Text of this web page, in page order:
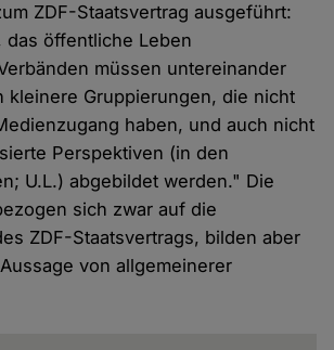
ZDF-Staatsvertrag ausgeführt:
das öffentliche Leben
müssen untereinander
kleinere Gruppierungen, die nicht
haben, und auch nicht
Perspektiven (in den
U.L.) abgebildet werden." Die
sich zwar auf die
ZDF-Staatsvertrags, bilden aber
von allgemeinerer